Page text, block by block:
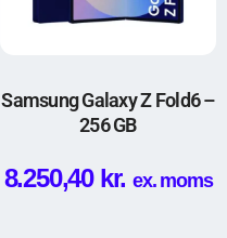
Samsung Galaxy Z Fold6 –
256 GB
8.250,40 kr. ex. moms